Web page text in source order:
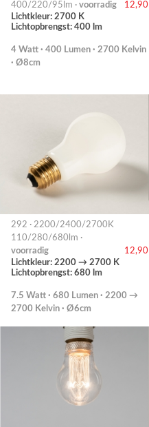
400/220/95lm · voorradig
12,90
Lichtkleur: 2700 K
Lichtopbrengst: 400 lm
4 Watt · 400 Lumen · 2700 Kelvin
· Ø8cm
292 · 2200/2400/2700K
110/280/680lm ·
voorradig
12,90
Lichtkleur: 2200 → 2700 K
Lichtopbrengst: 680 lm
7.5 Watt · 680 Lumen · 2200 →
2700 Kelvin · Ø6cm